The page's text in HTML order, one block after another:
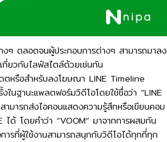
งๆ ตลอดจนผู้ประกอบการต่างๆ สามารถมาลง
กี่ยวกับไลฟ์สไตล์ด้วยเช่นกัน
ตหรือสำหรับลงโฆษณา LINE Timeline
นฐานะแพลตฟอร์มวิดีโอโดยใช้ชื่อว่า “LINE
มารถส่งไอคอนแสดงความรู้สึกหรือเขียนคอม
ได้ โดยคำว่า “VOOM” มาจากการผสมกัน
ารที่ผู้ใช้งานสามารถสนุกกับวิดีโอได้ทุกที่ทุก